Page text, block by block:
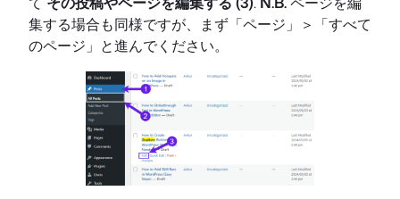
集する場合も同様ですが、まず「ページ」＞「すべて
のページ」と進んでください。